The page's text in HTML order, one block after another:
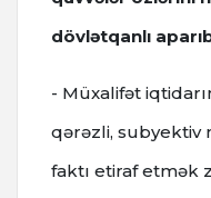
dövlətqanlı
- Müxalifət
qərəzli, subyektiv
faktı etiraf etmək